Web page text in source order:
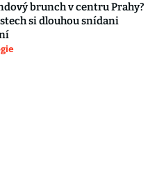
brunch v centru Prahy?
si dlouhou snídani